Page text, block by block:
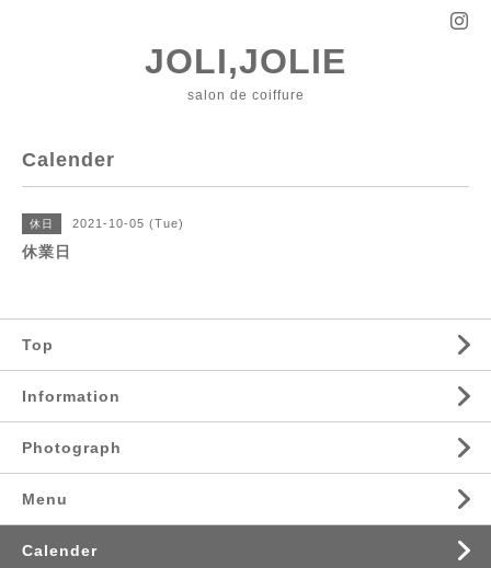
JOLI,JOLIE
salon de coiffure
Calender
休日 2021-10-05 (Tue)
休業日
Top
Information
Photograph
Menu
Calender